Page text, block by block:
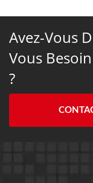
Avez-Vous
Vous
?